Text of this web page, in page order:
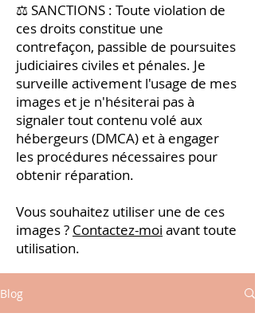
⚖️ SANCTIONS : Toute violation de
ces droits constitue une
contrefaçon, passible de poursuites
judiciaires civiles et pénales. Je
surveille activement l'usage de mes
images et je n'hésiterai pas à
signaler tout contenu volé aux
hébergeurs (DMCA) et à engager
les procédures nécessaires pour
obtenir réparation.
Vous souhaitez utiliser une de ces
images ? Contactez-moi avant toute
utilisation.
Blog